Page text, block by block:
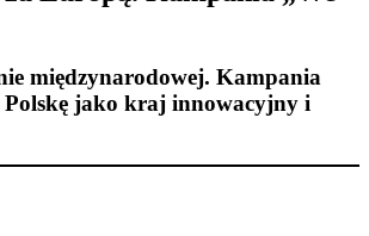
międzynarodowej. Kampania
Polskę jako kraj innowacyjny i